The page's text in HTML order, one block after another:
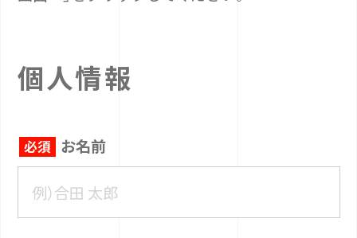
個人情報
お名前